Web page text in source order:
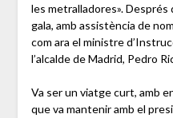
les metralladores». Després
gala, amb assistència de
com ara el ministre
l’alcalde de Madrid, Pedro
Va ser un viatge curt, amb
que va mantenir amb el